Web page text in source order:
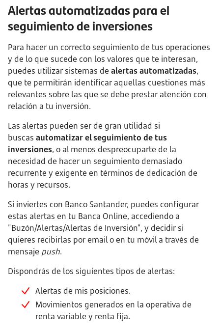
Alertas automatizadas para el
seguimiento de inversiones
Para hacer un correcto seguimiento de tus operaciones
y de lo que sucede con los valores que te interesan,
puedes utilizar sistemas de alertas automatizadas,
que te permitirán identificar aquellas cuestiones más
relevantes sobre las que se debe prestar atención con
relación a tu inversión.
Las alertas pueden ser de gran utilidad si
buscas automatizar el seguimiento de tus
inversiones, o al menos despreocuparte de la
necesidad de hacer un seguimiento demasiado
recurrente y exigente en términos de dedicación de
horas y recursos.
Si inviertes con Banco Santander, puedes configurar
estas alertas en tu Banca Online, accediendo a
"Buzón/Alertas/Alertas de Inversión", y decidir si
quieres recibirlas por email o en tu móvil a través de
mensaje push.
Dispondrás de los siguientes tipos de alertas:
Alertas de mis posiciones.
Movimientos generados en la operativa de
renta variable y renta fija.